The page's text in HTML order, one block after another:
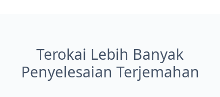
Terokai Lebih Banyak
Penyelesaian Terjemahan